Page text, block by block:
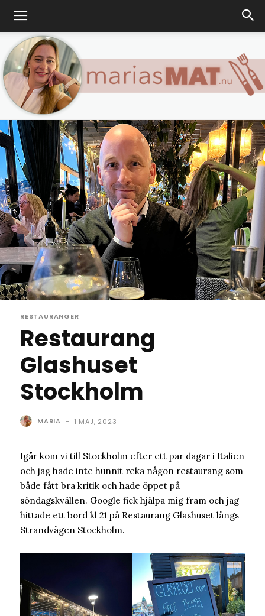
Marias
matblogg
RESTAURANGER
Restaurang
Glashuset
Stockholm
MARIA - 1 MAJ, 2023
Igår kom vi till Stockholm efter ett par dagar i Italien
och jag hade inte hunnit reka någon restaurang som
både fått bra kritik och hade öppet på
söndagskvällen. Google fick hjälpa mig fram och jag
hittade ett bord kl 21 på Restaurang Glashuset längs
Strandvägen Stockholm.